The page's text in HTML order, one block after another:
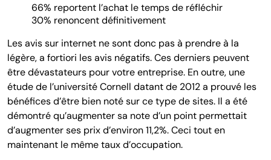
66% reportent l’achat le temps de réfléchir
30% renoncent définitivement
Les avis sur internet ne sont donc pas à prendre à la
légère, a fortiori les avis négatifs. Ces derniers peuvent
être dévastateurs pour votre entreprise. En outre, une
étude de l’université Cornell datant de 2012 a prouvé les
bénéfices d’être bien noté sur ce type de sites. Il a été
démontré qu’augmenter sa note d’un point permettait
d’augmenter ses prix d’environ 11,2%. Ceci tout en
maintenant le même taux d’occupation.